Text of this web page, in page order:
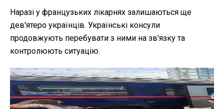
Наразі у французьких лікарнях залишаються ще
дев'ятеро українців. Українські консули
продовжують перебувати з ними на зв'язку та
контролюють ситуацію.